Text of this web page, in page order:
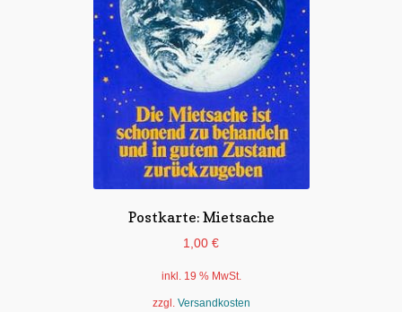
Postkarte: Mietsache
1,00 €
inkl. 19 % MwSt.
zzgl. Versandkosten